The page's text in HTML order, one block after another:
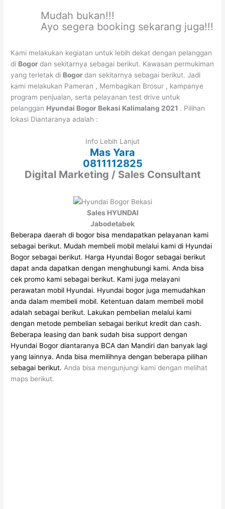
Mudah bukan!!!
Ayo segera booking sekarang juga!!!
Kami melakukan kegiatan untuk lebih dekat dengan pelanggan
di Bogordan sekitarnya sebagai berikut. Kawasan permukiman
yang terletak di Bogordan sekitarnya sebagai berikut. Jadi
kami melakukan Pameran , Membagikan Brosur , kampanye
program penjualan, serta pelayanan test drive untuk
pelanggan Hyundai Bogor Bekasi Kalimalang 2021 . Pilihan
lokasi Diantaranya adalah :
Info Lebih Lanjut
Mas Yara
0811112825
Digital Marketing / Sales Consultant
Sales HYUNDAI
Jabodetabek
Beberapa daerah di bogor bisa mendapatkan pelayanan kami
sebagai berikut. Mudah membeli mobil melalui kami di Hyundai
Bogor sebagai berikut. Harga Hyundai Bogor sebagai berikut
dapat anda dapatkan dengan menghubungi kami. Anda bisa
cek promo kami sebagai berikut. Kami juga melayani
perawatan mobil Hyundai. Hyundai bogor juga memudahkan
anda dalam membeli mobil. Ketentuan dalam membeli mobil
adalah sebagai berikut. Lakukan pembelian melalui kami
dengan metode pembelian sebagai berikut kredit dan cash.
Beberapa leasing dan bank sudah bisa support dengan
Hyundai Bogor diantaranya BCA dan Mandiri dan banyak lagi
yang lainnya. Anda bisa memilihnya dengan beberapa pilihan
sebagai berikut. Anda bisa mengunjungi kami dengan melihat
maps berikut.